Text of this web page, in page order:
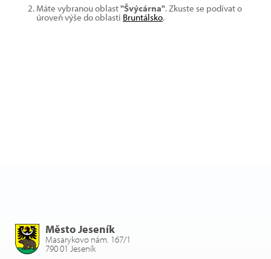
Máte vybranou oblast"Švýcárna". Zkuste se podívat o
úroveň výše do oblasti Bruntálsko.
Město Jeseník
Masarykovo nám. 167/1
790 01 Jeseník